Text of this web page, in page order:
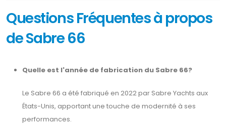
Questions Fréquentes à propos
de Sabre 66
Quelle est l'année de fabrication du Sabre 66?
Le Sabre 66 a été fabriqué en 2022 par Sabre Yachts aux
États-Unis, apportant une touche de modernité à ses
performances.